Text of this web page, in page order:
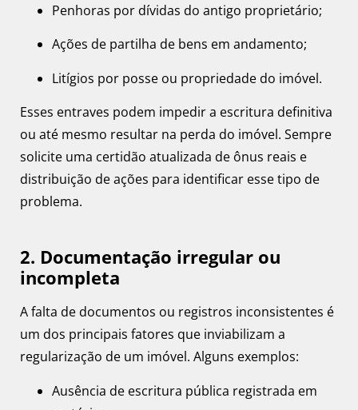
Penhoras por dívidas do antigo proprietário;
Ações de partilha de bens em andamento;
Litígios por posse ou propriedade do imóvel.
Esses entraves podem impedir a escritura definitiva
ou até mesmo resultar na perda do imóvel. Sempre
solicite uma certidão atualizada de ônus reais e
distribuição de ações para identificar esse tipo de
problema.
2. Documentação irregular ou
incompleta
A falta de documentos ou registros inconsistentes é
um dos principais fatores que inviabilizam a
regularização de um imóvel. Alguns exemplos:
Ausência de escritura pública registrada em